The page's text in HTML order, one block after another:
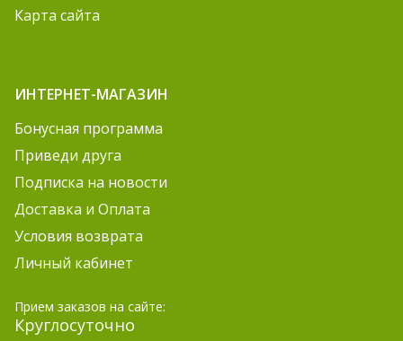
Карта сайта
ИНТЕРНЕТ-МАГАЗИН
Бонусная программа
Приведи друга
Подписка на новости
Доставка и Оплата
Условия возврата
Личный кабинет
Прием заказов на сайте:
Круглосуточно